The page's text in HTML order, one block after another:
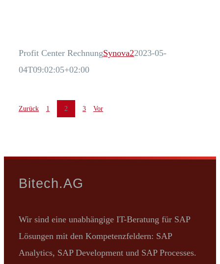
Profit Center RechnungSynova22023-05-
04T09:02:05+02:00
Zurück 1 2 3 Vor
Bitech.AG
Wir sind eine unabhängige IT-Beratung für SAP
Lösungen mit den Kompetenzfeldern: SAP
Analytics, SAP Development und SAP Processes.